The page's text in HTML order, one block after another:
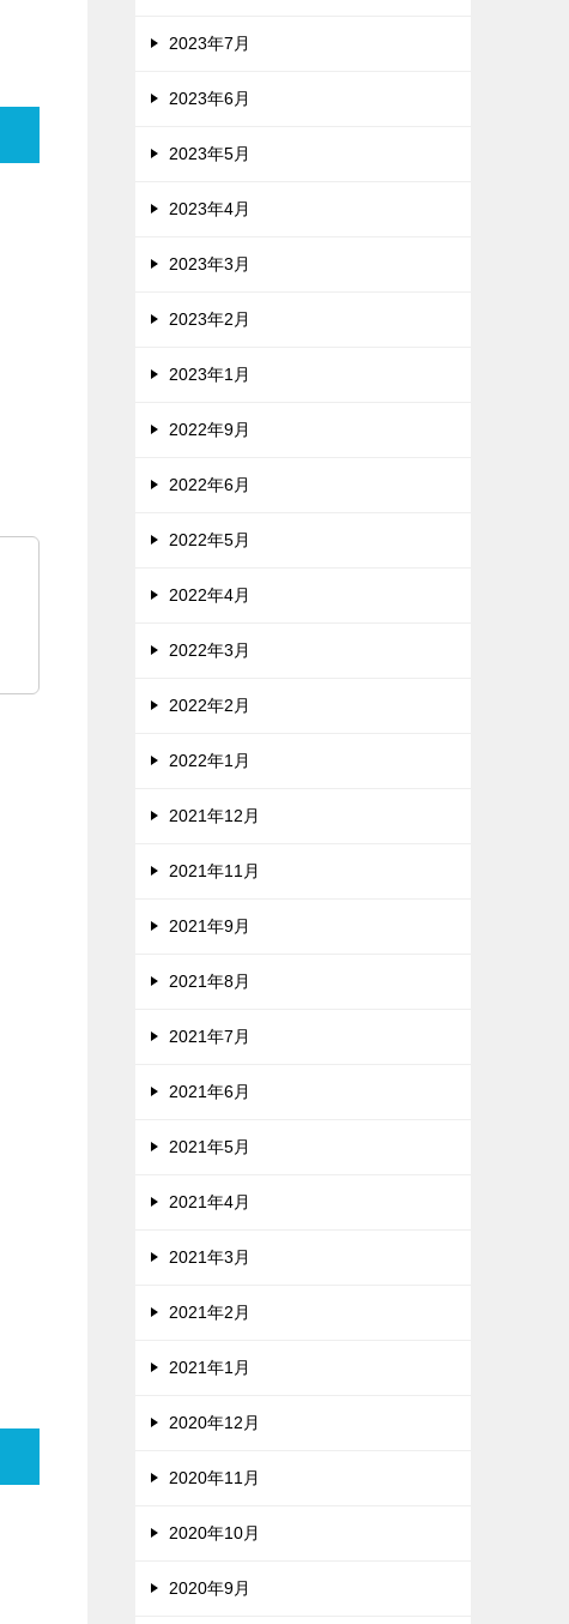
2023年7月
2023年6月
2023年5月
2023年4月
2023年3月
2023年2月
2023年1月
2022年9月
2022年6月
2022年5月
2022年4月
2022年3月
2022年2月
2022年1月
2021年12月
2021年11月
2021年9月
2021年8月
2021年7月
2021年6月
2021年5月
2021年4月
2021年3月
2021年2月
2021年1月
2020年12月
2020年11月
2020年10月
2020年9月